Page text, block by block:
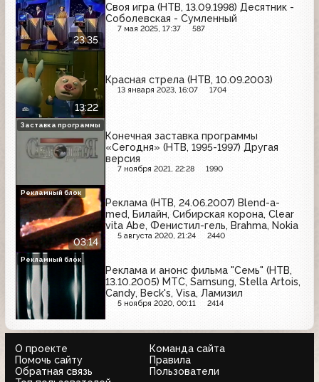
23:35
Своя игра (НТВ, 13.09.1998) Десятник -
Соболевская - Сумленный
7 мая 2025, 17:37 587
13:22
Красная стрела (НТВ, 10.09.2003)
13 января 2023, 16:07 1704
Конечная заставка программы
«Сегодня» (НТВ, 1995-1997) Другая
версия
7 ноября 2021, 22:28 1990
Заставка программы
03:14
Реклама (НТВ, 24.06.2007) Blend-a-
med, Билайн, Сибирская корона, Clear
vita Abe, Фенистил-гель, Brahma, Nokia
5 августа 2020, 21:24 2440
Рекламный блок
Реклама и анонс фильма "Семь" (НТВ,
13.10.2005) МТС, Samsung, Stella Artois,
Candy, Beck's, Visa, Ламизил
5 ноября 2020, 00:11 2414
Рекламный блок
О проекте
Команда сайта
Помочь сайту
Правила
Обратная связь
Пользователи